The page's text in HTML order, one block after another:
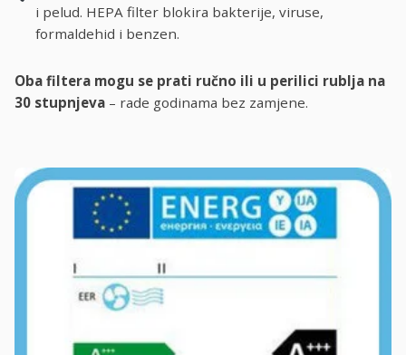
i pelud. HEPA filter blokira bakterije, viruse,
formaldehid i benzen.
Oba filtera mogu se prati ručno ili u perilici rublja na
30 stupnjeva – rade godinama bez zamjene.